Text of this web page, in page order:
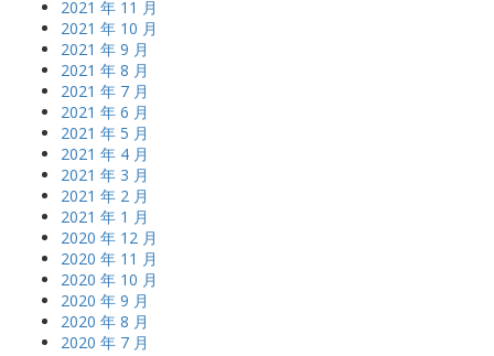
2021 年 11 月
2021 年 10 月
2021 年 9 月
2021 年 8 月
2021 年 7 月
2021 年 6 月
2021 年 5 月
2021 年 4 月
2021 年 3 月
2021 年 2 月
2021 年 1 月
2020 年 12 月
2020 年 11 月
2020 年 10 月
2020 年 9 月
2020 年 8 月
2020 年 7 月